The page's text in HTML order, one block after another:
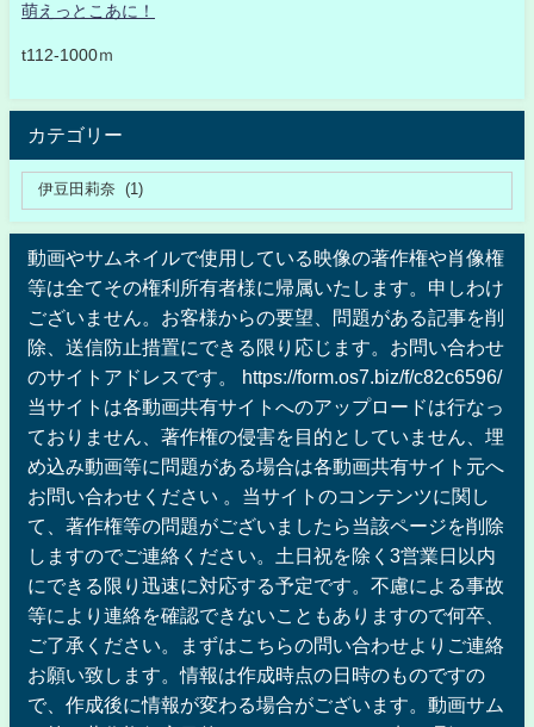
萌えっとこあに！
t112-1000ｍ
カテゴリー
動画やサムネイルで使用している映像の著作権や肖像権
等は全てその権利所有者様に帰属いたします。申しわけ
ございません。お客様からの要望、問題がある記事を削
除、送信防止措置にできる限り応じます。お問い合わせ
のサイトアドレスです。 https://form.os7.biz/f/c82c6596/
当サイトは各動画共有サイトへのアップロードは行なっ
ておりません、著作権の侵害を目的としていません、埋
め込み動画等に問題がある場合は各動画共有サイト元へ
お問い合わせください 。当サイトのコンテンツに関し
て、著作権等の問題がございましたら当該ページを削除
しますのでご連絡ください。土日祝を除く3営業日以内
にできる限り迅速に対応する予定です。不慮による事故
等により連絡を確認できないこともありますので何卒、
ご了承ください。まずはこちらの問い合わせよりご連絡
お願い致します。情報は作成時点の日時のものですの
で、作成後に情報が変わる場合がございます。動画サム